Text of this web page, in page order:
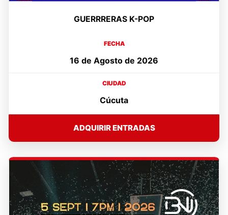
GUERRRERAS K-POP
FECHA
16 de Agosto de 2026
CIUDAD
Cúcuta
ADQUIRIR ENTRADAS